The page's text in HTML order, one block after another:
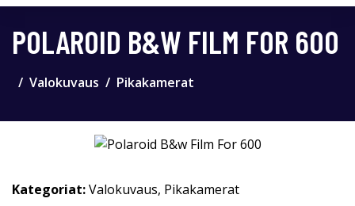
POLAROID B&W FILM FOR 600
Valokuvaus Pikakamerat
Kategoriat:Valokuvaus, Pikakamerat